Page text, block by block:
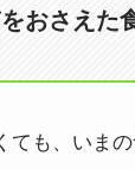
おさえた
ても、いま